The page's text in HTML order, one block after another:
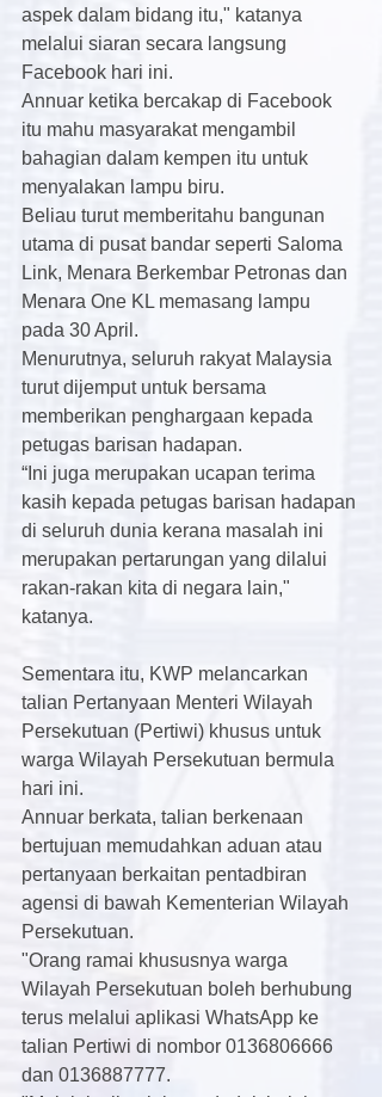
aspek dalam bidang itu," katanya
melalui siaran secara langsung
Facebook hari ini.
Annuar ketika bercakap di Facebook
itu mahu masyarakat mengambil
bahagian dalam kempen itu untuk
menyalakan lampu biru.
Beliau turut memberitahu bangunan
utama di pusat bandar seperti Saloma
Link, Menara Berkembar Petronas dan
Menara One KL memasang lampu
pada 30 April.
Menurutnya, seluruh rakyat Malaysia
turut dijemput untuk bersama
memberikan penghargaan kepada
petugas barisan hadapan.
“Ini juga merupakan ucapan terima
kasih kepada petugas barisan hadapan
di seluruh dunia kerana masalah ini
merupakan pertarungan yang dilalui
rakan-rakan kita di negara lain,"
katanya.
Sementara itu, KWP melancarkan
talian Pertanyaan Menteri Wilayah
Persekutuan (Pertiwi) khusus untuk
warga Wilayah Persekutuan bermula
hari ini.
Annuar berkata, talian berkenaan
bertujuan memudahkan aduan atau
pertanyaan berkaitan pentadbiran
agensi di bawah Kementerian Wilayah
Persekutuan.
"Orang ramai khususnya warga
Wilayah Persekutuan boleh berhubung
terus melalui aplikasi WhatsApp ke
talian Pertiwi di nombor 0136806666
dan 0136887777.